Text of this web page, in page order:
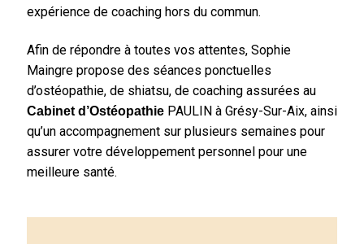
expérience de coaching hors du commun.
Afin de répondre à toutes vos attentes, Sophie
Maingre propose des séances ponctuelles
d’ostéopathie, de shiatsu, de coaching assurées au
Cabinet d’OstéopathiePAULIN à Grésy-Sur-Aix, ainsi
qu’un accompagnement sur plusieurs semaines pour
assurer votre développement personnel pour une
meilleure santé.